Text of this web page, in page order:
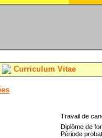
Curriculum Vitae
Travail de
Diplôme de
Période